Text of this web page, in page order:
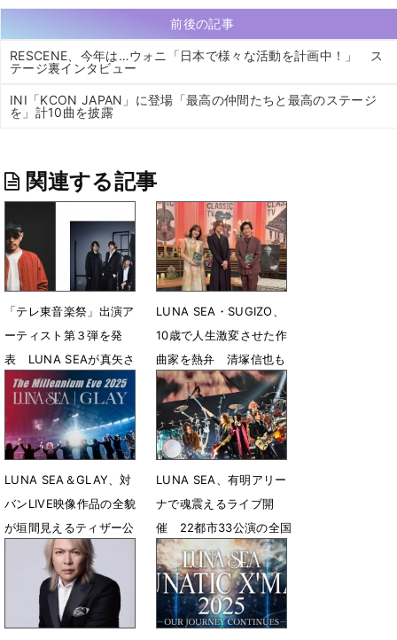
前後の記事
RESCENE、今年は…ウォニ「日本で様々な活動を計画中！」 ス
テージ裏インタビュー
INI「KCON JAPAN」に登場「最高の仲間たちと最高のステージ
を」計10曲を披露
関連する記事
「テレ東音楽祭」出演ア
ーティスト第３弾を発
表 LUNA SEAが真矢さ
ん旅立ち後初のTV出演
6月25日 12時02分
LUNA SEA・SUGIZO、
10歳で人生激変させた作
曲家を熱弁 清塚信也も
驚くバルトーク愛
5月28日 18時26分
LUNA SEA＆GLAY、対
バンLIVE映像作品の全貌
が垣間見えるティザー公
4月29日 18時04分
LUNA SEA、有明アリー
ナで魂震えるライブ開
催 22都市33公演の全国
ツアー開催を発表
3月13日 12時10分